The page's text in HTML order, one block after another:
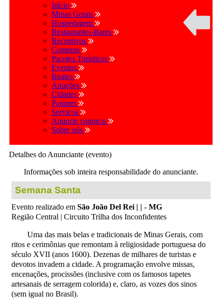
Início
Minas Gerais
Hospedagem
Restaurantes-Bares
Receptivos
Compras
Pacotes Turísticos
Eventos
Boates
Atrações
Cidades
Parques
Serviços
Anuncie conosco
Sobre nós
Detalhes do Anunciante (evento)
Informações sob inteira responsabilidade do anunciante.
Semana Santa
Evento realizado em São João Del Rei | | - MG
Região Central | Circuito Trilha dos Inconfidentes
Uma das mais belas e tradicionais de Minas Gerais, com
ritos e cerimônias que remontam à religiosidade portuguesa do
século XVII (anos 1600). Dezenas de milhares de turistas e
devotos invadem a cidade. A programação envolve missas,
encenações, procissões (inclusive com os famosos tapetes
artesanais de serragem colorida) e, claro, as vozes dos sinos
(sem igual no Brasil).